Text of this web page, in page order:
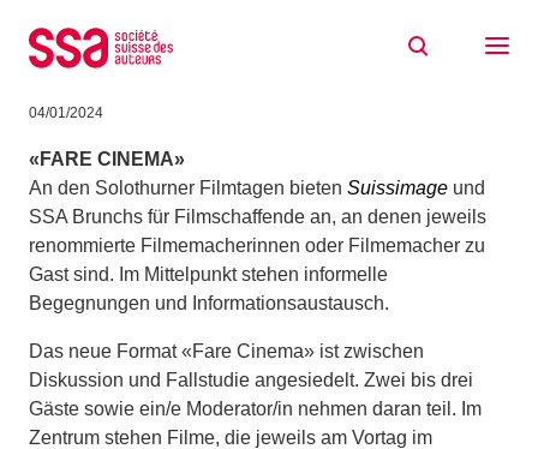
Filmtagen
04/01/2024
«FARE CINEMA»
An den Solothurner Filmtagen bieten Suissimage und
SSA Brunchs für Filmschaffende an, an denen jeweils
renommierte Filmemacherinnen oder Filmemacher zu
Gast sind. Im Mittelpunkt stehen informelle
Begegnungen und Informationsaustausch.
Das neue Format «Fare Cinema» ist zwischen
Diskussion und Fallstudie angesiedelt. Zwei bis drei
Gäste sowie ein/e Moderator/in nehmen daran teil. Im
Zentrum stehen Filme, die jeweils am Vortag im